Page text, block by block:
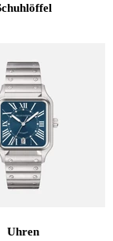
Uhren